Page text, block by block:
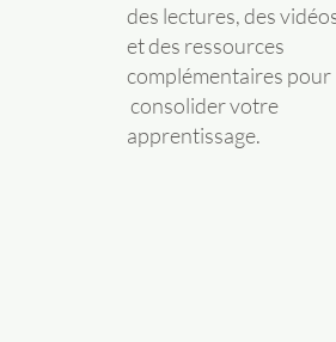
des lectures, des
et des ressources
complémentaires pour
consolider votre
apprentissage.